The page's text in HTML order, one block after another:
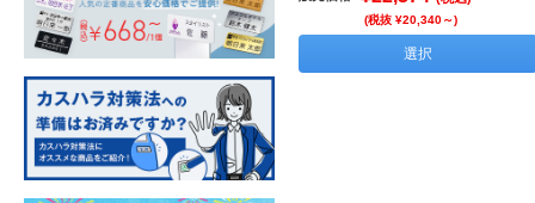
(税抜 ¥20,340～)
選択